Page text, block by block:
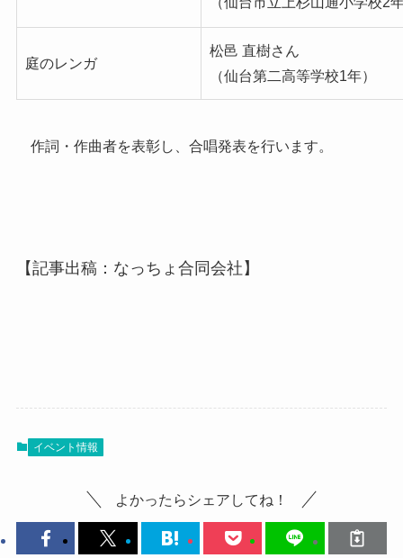
庭のレンガ
松邑 直樹さん
（仙台第二高等学校1年）
作詞・作曲者を表彰し、合唱発表を行います。
【記事出稿：なっちょ合同会社】
イベント情報
よかったらシェアしてね！